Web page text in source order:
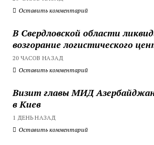
Оставить комментарий
В Свердловской области
возгорание логистического
20 ЧАСОВ НАЗАД
Оставить комментарий
Визит главы МИД
в Киев
1 ДЕНЬ НАЗАД
Оставить комментарий